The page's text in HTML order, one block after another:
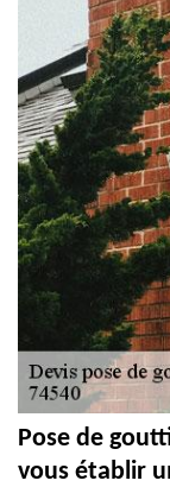
Pose de
vous établir